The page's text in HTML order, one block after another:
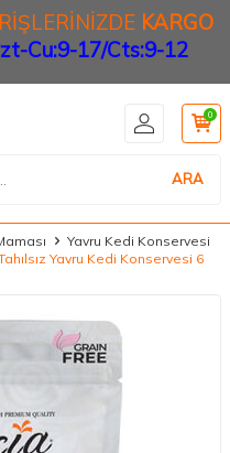
KARGO
Cu:9-17/Cts:9-12
ARA
0
Yavru Kedi Konservesi
Yavru Kedi Konservesi 6